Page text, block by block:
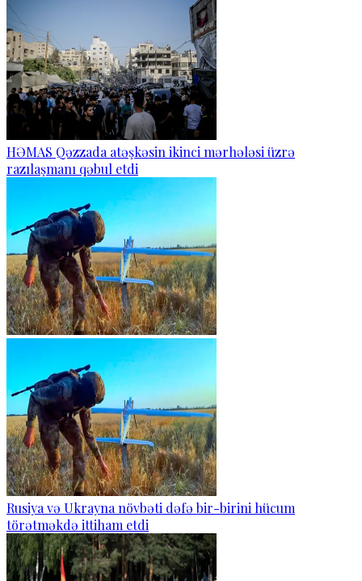
HƏMAS Qəzzada atəşkəsin ikinci mərhələsi üzrə
razılaşmanı qəbul etdi
Rusiya və Ukrayna növbəti dəfə bir-birini hücum
törətməkdə ittiham etdi